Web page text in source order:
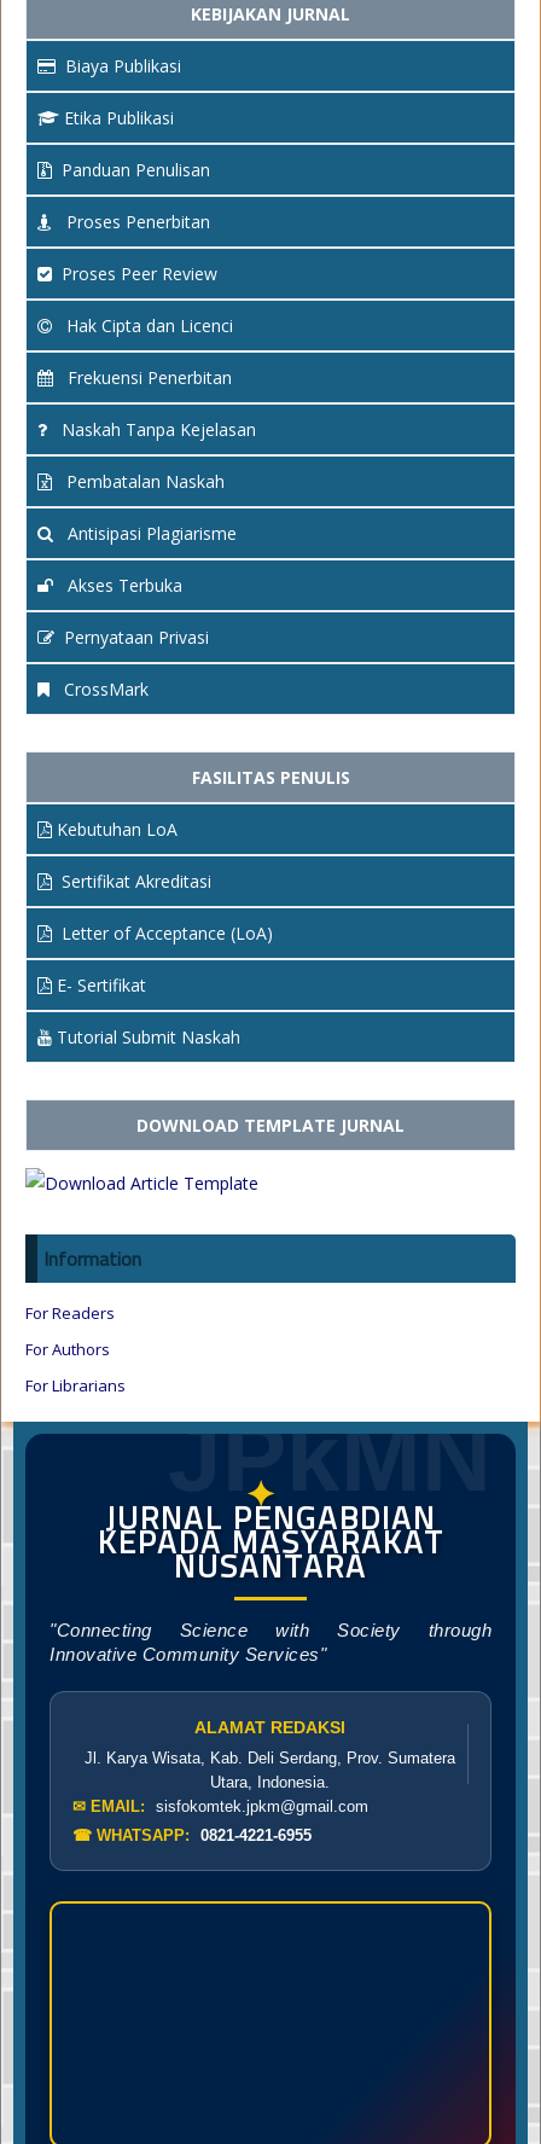
KEBIJAKAN JURNAL
Biaya Publikasi
Etika Publikasi
Panduan Penulisan
Proses Penerbitan
Proses Peer Review
Hak Cipta dan Licenci
Frekuensi Penerbitan
Naskah Tanpa Kejelasan
Pembatalan Naskah
Antisipasi Plagiarisme
Akses Terbuka
Pernyataan Privasi
CrossMark
FASILITAS PENULIS
Kebutuhan LoA
Sertifikat Akreditasi
Letter of Acceptance (LoA)
E- Sertifikat
Tutorial Submit Naskah
DOWNLOAD TEMPLATE JURNAL
Information
For Readers
For Authors
For Librarians
JPkMN
✦
JURNAL PENGABDIAN
KEPADA MASYARAKAT
NUSANTARA
"Connecting Science with Society through
Innovative Community Services"
ALAMAT REDAKSI
Jl. Karya Wisata, Kab. Deli Serdang, Prov. Sumatera
Utara, Indonesia.
✉ EMAIL:
sisfokomtek.jpkm@gmail.com
☎ WHATSAPP:
0821-4221-6955